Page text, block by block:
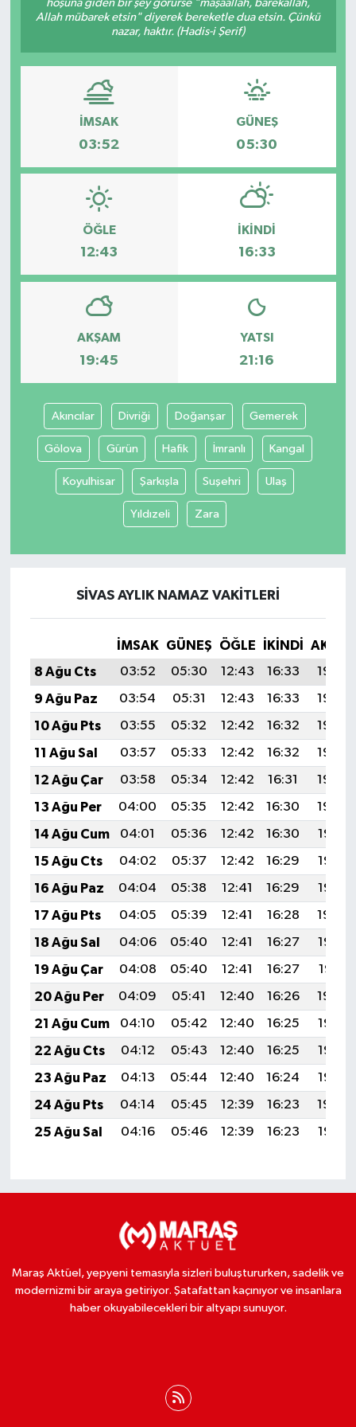
hoşuna giden bir şey görürse "mâşâallah, bârekallâh,
Allah mübarek etsin" diyerek bereketle dua etsin. Çünkü
nazar, haktır. (Hadis-i Şerif)
İMSAK
03:52
GÜNEŞ
05:30
ÖĞLE
12:43
İKINDI
16:33
AKŞAM
19:45
YATSI
21:16
Akıncılar Divriği Doğanşar Gemerek
Gölova Gürün Hafik İmranlı Kangal
Koyulhisar Şarkışla Suşehri Ulaş
Yıldızeli Zara
SIVAS AYLIK NAMAZ VAKITLERI
İMSAK GÜNEŞ ÖĞLE İKINDI
8 Ağu Cts
03:52 05:30 12:43 16:33
19:45
9 Ağu Paz
03:54 05:31 12:43 16:33
19:44
10 Ağu Pts
03:55 05:32 12:42 16:32
19:43
11 Ağu Sal
03:57 05:33 12:42 16:32
19:42
12 Ağu Çar
03:58 05:34 12:42 16:31
19:40
13 Ağu Per
04:00 05:35 12:42 16:30
19:39
14 Ağu Cum
04:01 05:36 12:42 16:30
19:38
15 Ağu Cts
04:02 05:37 12:42 16:29
19:36
16 Ağu Paz
04:04 05:38 12:41 16:29
19:35
17 Ağu Pts
04:05 05:39 12:41 16:28
19:34
18 Ağu Sal
04:06 05:40 12:41 16:27
19:32
19 Ağu Çar
04:08 05:40 12:41 16:27
19:31
20 Ağu Per
04:09 05:41 12:40 16:26
19:30
21 Ağu Cum
04:10 05:42 12:40 16:25
19:28
22 Ağu Cts
04:12 05:43 12:40 16:25
19:27
23 Ağu Paz
04:13 05:44 12:40 16:24
19:25
24 Ağu Pts
04:14 05:45 12:39 16:23
19:24
25 Ağu Sal
04:16 05:46 12:39 16:23 19:22
Maraş Aktüel, yepyeni temasıyla sizleri buluştururken, sadelik ve
modernizmi bir araya getiriyor. Şatafattan kaçınıyor ve insanlara
haber okuyabilecekleri bir altyapı sunuyor.
Kültür Sanat